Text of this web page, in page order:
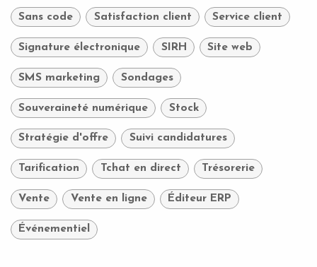
Sans code Satisfaction client Service client
Signature électronique SIRH Site web
SMS marketing Sondages
Souveraineté numérique Stock
Stratégie d'offre Suivi candidatures
Tarification Tchat en direct Trésorerie
Vente Vente en ligne Éditeur ERP
Événementiel